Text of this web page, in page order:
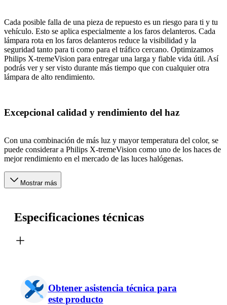
Cada posible falla de una pieza de repuesto es un riesgo para ti y tu
vehículo. Esto se aplica especialmente a los faros delanteros. Cada
lámpara rota en los faros delanteros reduce la visibilidad y la
seguridad tanto para ti como para el tráfico cercano. Optimizamos
Philips X-tremeVision para entregar una larga y fiable vida útil. Así
podrás ver y ser visto durante más tiempo que con cualquier otra
lámpara de alto rendimiento.
Excepcional calidad y rendimiento del haz
Con una combinación de más luz y mayor temperatura del color, se
puede considerar a Philips X-tremeVision como uno de los haces de
mejor rendimiento en el mercado de las luces halógenas.
Mostrar más
Especificaciones técnicas
Obtener asistencia técnica para
este producto